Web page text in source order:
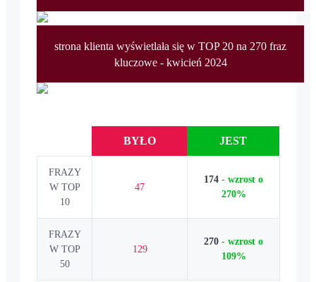
strona klienta wyświetlała się w TOP 20 na 270 fraz
kluczowe - kwicień 2024
BYŁO JEST
FRAZY
W TOP
10
47
174 - wzrost o
270%
FRAZY
W TOP
50
129
270 - wzrost o
109%